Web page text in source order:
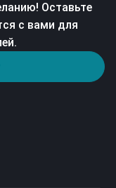
Оставьте
с вами для